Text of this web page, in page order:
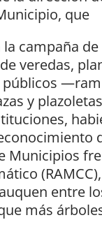
que
campaña de
veredas,
públicos
y
Municipios
entre
más